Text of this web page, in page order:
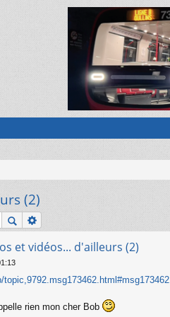
(2)
et vidéos... d'ailleurs (2)
topic,9792.msg173462.html#msg173462
rien mon cher Bob